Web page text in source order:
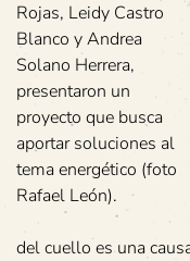
Rojas, Leidy Castro
Blanco y Andrea
Solano Herrera,
presentaron un
proyecto que busca
aportar soluciones al
tema energético (foto
Rafael León).
del cuello es una